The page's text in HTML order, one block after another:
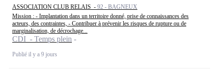
ASSOCIATION CLUB RELAIS - 92 - BAGNEUX
Mission : - Implantation dans un territoire donné, prise de connaissances des
acteurs, des contraintes, - Contribuer à prévenir les risques de rupture ou de
marginalisation, de décrochage...
CDI - Temps plein
Publié il y a 9 jours